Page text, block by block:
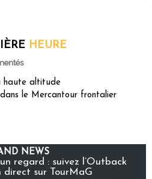
HEURE
haute altitude
le Mercantour frontalier
NEWS
regard : suivez l’Outback
direct sur TourMaG